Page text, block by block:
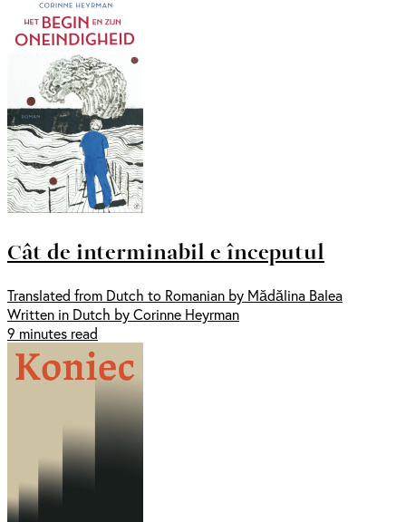
Cât de interminabil e începutul
Translated from Dutch to Romanian by Mădălina Balea
Written in Dutch by Corinne Heyrman
9 minutes read